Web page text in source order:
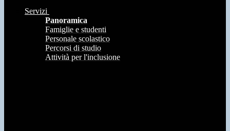
Servizi
Panoramica
Famiglie e studenti
Personale scolastico
Percorsi di studio
Attività per l'inclusione